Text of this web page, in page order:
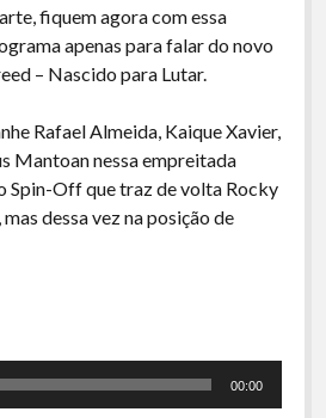
fiquem agora com essa
apenas para falar do novo
– Nascido para Lutar.
Rafael Almeida, Kaique Xavier,
Mantoan nessa empreitada
Spin-Off que traz de volta Rocky
dessa vez na posição de
00:00